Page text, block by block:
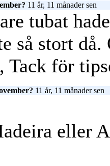
11 år, 11 månader sen
tubat
så stort
Tack för
11 år, 11 månader sen
eller